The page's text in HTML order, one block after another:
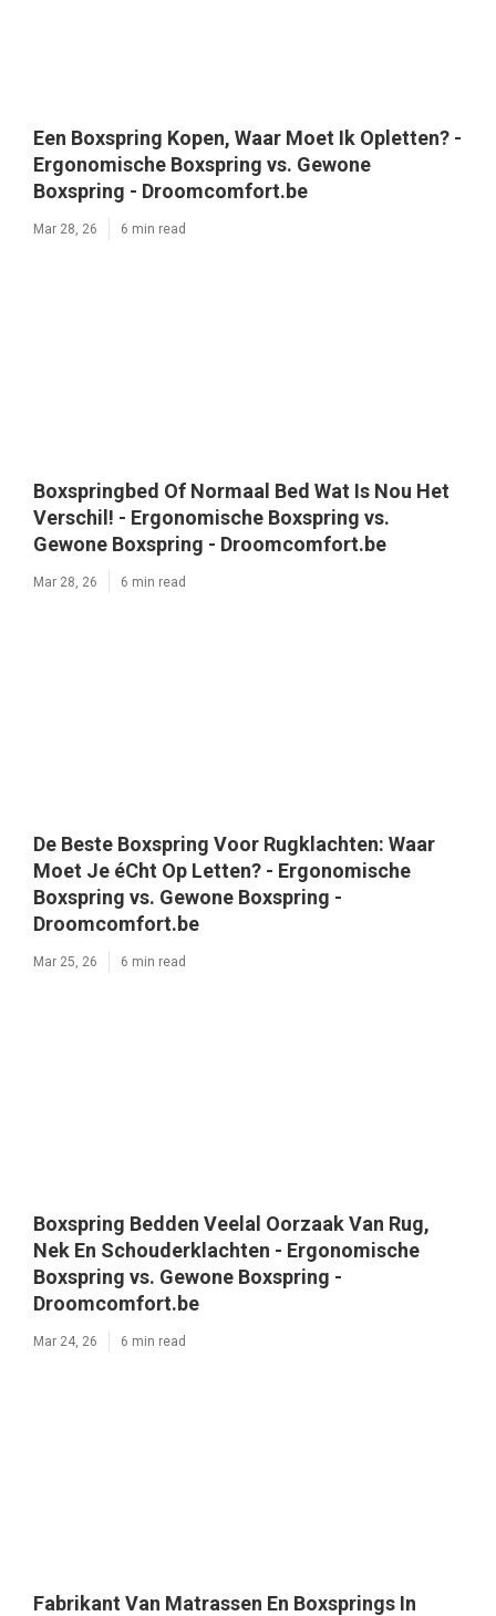
Een Boxspring Kopen, Waar Moet Ik Opletten? -
Ergonomische Boxspring vs. Gewone
Boxspring - Droomcomfort.be
Mar 28, 26 6 min read
Boxspringbed Of Normaal Bed Wat Is Nou Het
Verschil! - Ergonomische Boxspring vs.
Gewone Boxspring - Droomcomfort.be
Mar 28, 26 6 min read
De Beste Boxspring Voor Rugklachten: Waar
Moet Je éCht Op Letten? - Ergonomische
Boxspring vs. Gewone Boxspring -
Droomcomfort.be
Mar 25, 26 6 min read
Boxspring Bedden Veelal Oorzaak Van Rug,
Nek En Schouderklachten - Ergonomische
Boxspring vs. Gewone Boxspring -
Droomcomfort.be
Mar 24, 26 6 min read
Fabrikant Van Matrassen En Boxsprings In